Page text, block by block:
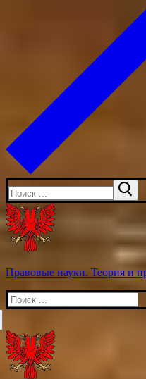
Искать:
Правовые науки. Теория и
Искать: